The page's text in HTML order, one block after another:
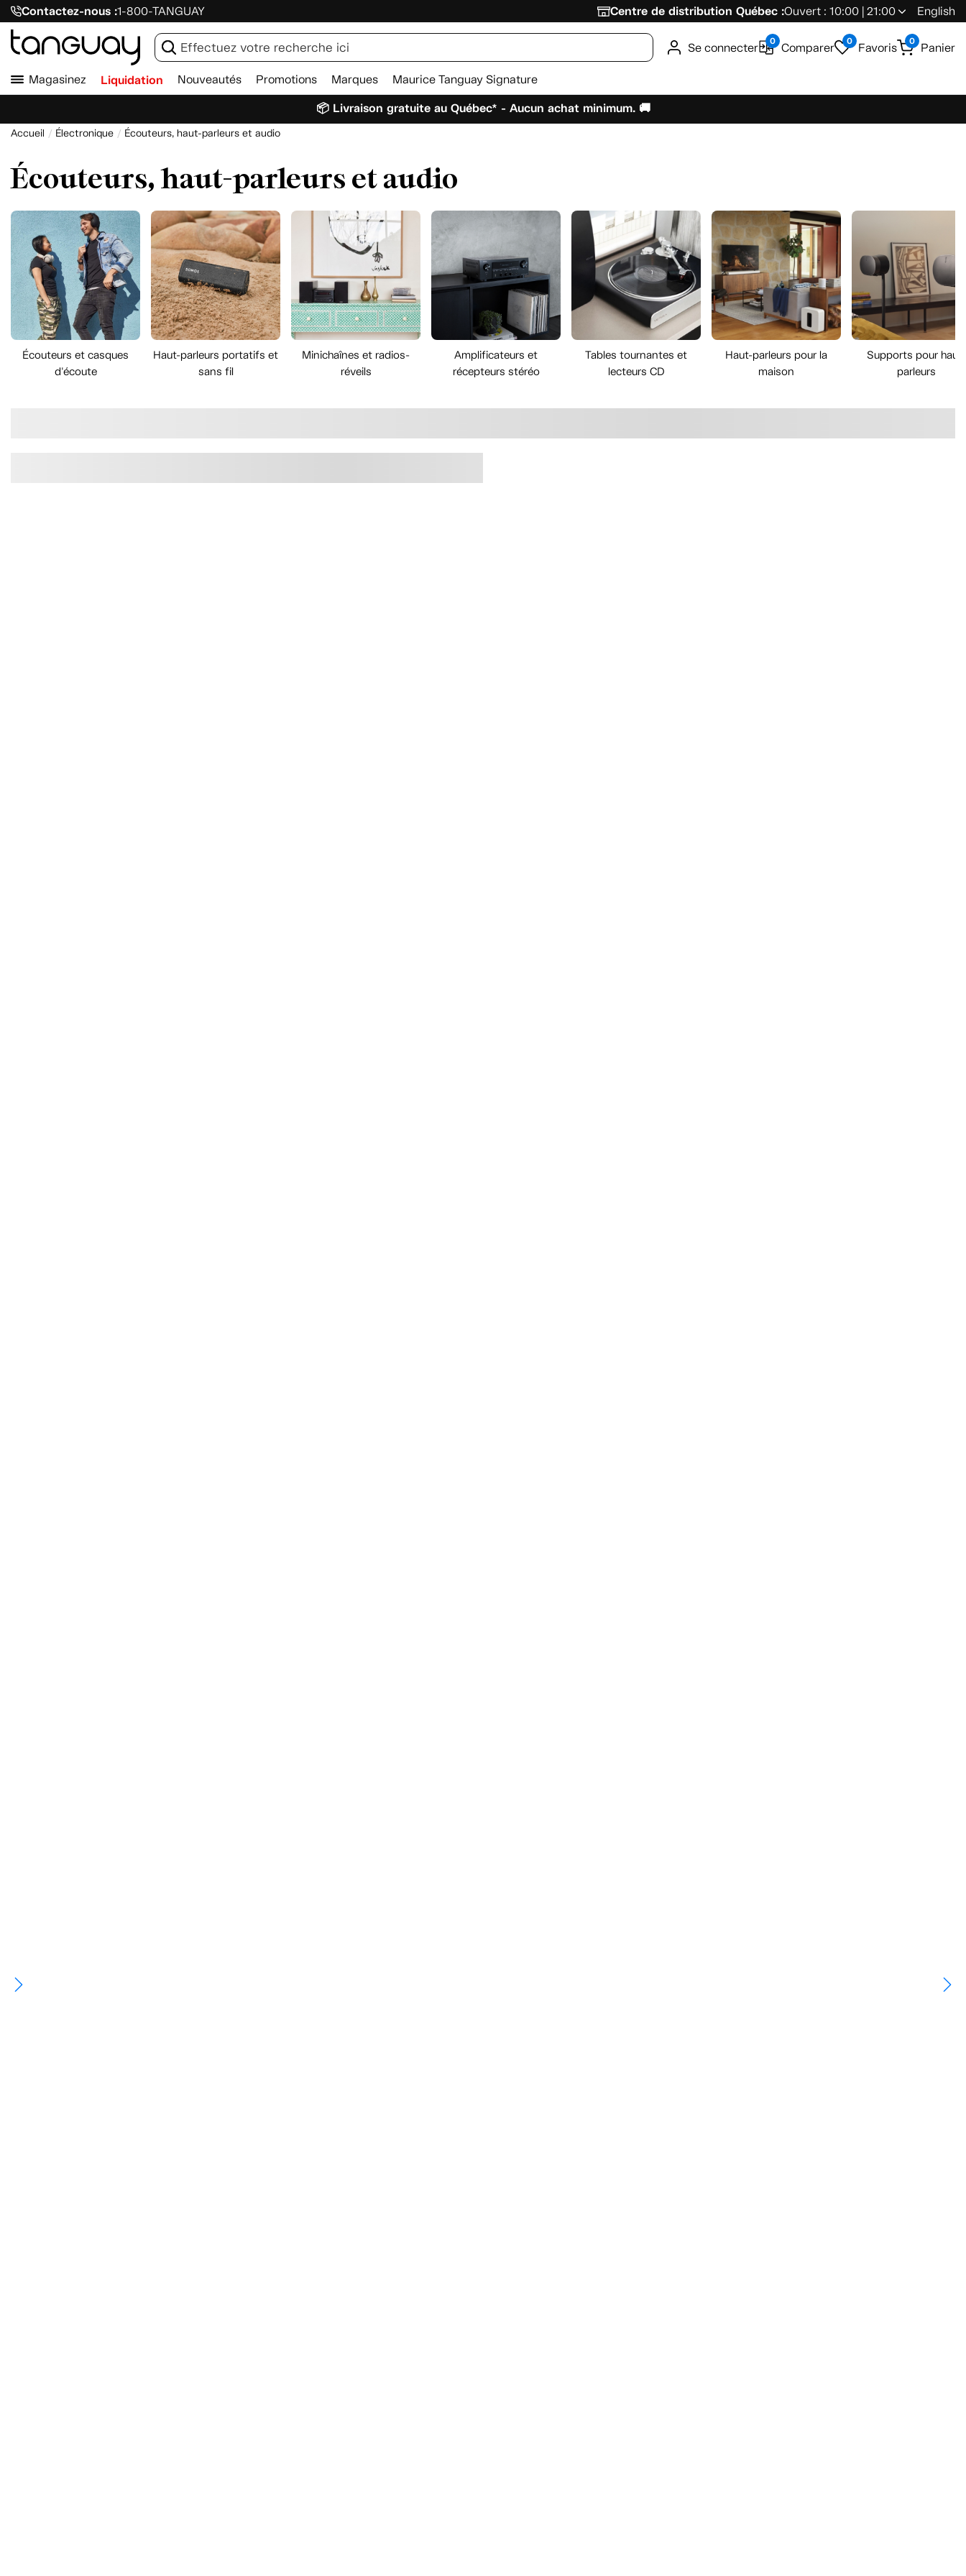
Contactez-nous :1-800-TANGUAY Centre de distribution Québec :Ouvert : 10:00 | 21:00 English
Se connecter 0 Comparer 0 Favoris 0 Panier
Magasinez Liquidation Nouveautés Promotions Marques Maurice Tanguay Signature
📦 Livraison gratuite au Québec* - Aucun achat minimum. 🚚
Accueil Électronique Écouteurs, haut-parleurs et audio
Écouteurs, haut-parleurs et audio
Écouteurs et casques
d'écoute
Haut-parleurs portatifs et
sans fil
Minichaînes et radios-
réveils
Amplificateurs et
récepteurs stéréo
Tables tournantes et
lecteurs CD
Haut-parleurs pour la
maison
Supports pour haut-
parleurs